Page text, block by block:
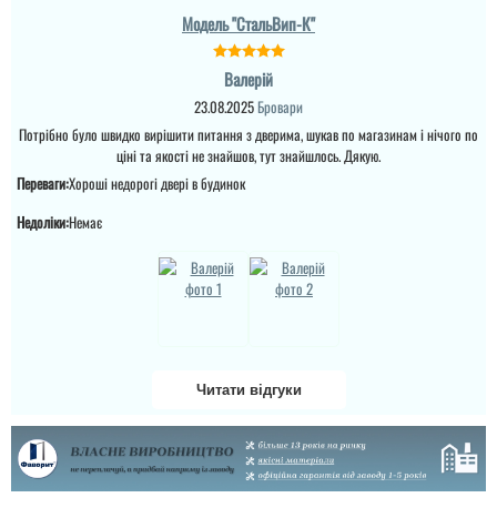
стояла в квартире.
Дверь отличная! Мы
очень довольны!
Отдельное спасибо
установщику Руслану!
хорошим металом, це
сподобалось,
установщики
встановили все
акуратно. Установку
зробили на слідуючий
Модель "СтальВип-К"
Валерій
23.08.2025Бровари
Потрібно було швидко вирішити питання з дверима, шукав по магазинам і нічого по
ціні та якості не знайшов, тут знайшлось. Дякую.
Переваги:Хороші недорогі двері в будинок
Недоліки:Немає
Читати відгуки